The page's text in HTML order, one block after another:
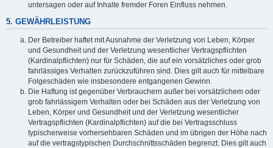
untersagen oder auf Inhalte fremder Foren Einfluss nehmen.
5. GEWÄHRLEISTUNG
Der Betreiber haftet mit Ausnahme der Verletzung von Leben, Körper
und Gesundheit und der Verletzung wesentlicher Vertragspflichten
(Kardinalpflichten) nur für Schäden, die auf ein vorsätzliches oder grob
fahrlässiges Verhalten zurückzuführen sind. Dies gilt auch für mittelbare
Folgeschäden wie insbesondere entgangenen Gewinn.
Die Haftung ist gegenüber Verbrauchern außer bei vorsätzlichem oder
grob fahrlässigem Verhalten oder bei Schäden aus der Verletzung von
Leben, Körper und Gesundheit und der Verletzung wesentlicher
Vertragspflichten (Kardinalpflichten) auf die bei Vertragsschluss
typischerweise vorhersehbaren Schäden und im übrigen der Höhe nach
auf die vertragstypischen Durchschnittsschäden begrenzt. Dies gilt auch